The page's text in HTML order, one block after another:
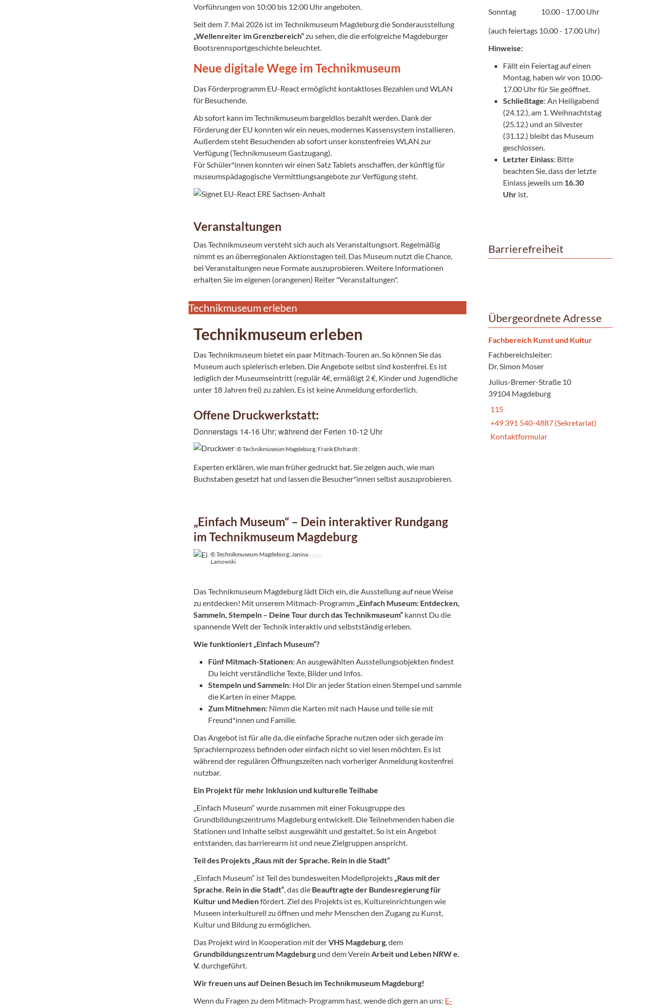
Vorführungen von 10:00 bis 12:00 Uhr angeboten.
Seit dem 7. Mai 2026 ist im Technikmuseum Magdeburg die Sonderausstellung
„Wellenreiter im Grenzbereich“zu sehen, die die erfolgreiche Magdeburger
Bootsrennsportgeschichte beleuchtet.
Neue digitale Wege im Technikmuseum
Das Förderprogramm EU-React ermöglicht kontaktloses Bezahlen und WLAN
für Besuchende.
Ab sofort kann im Technikmuseum bargeldlos bezahlt werden. Dank der
Förderung der EU konnten wir ein neues, modernes Kassensystem installieren.
Außerdem steht Besuchenden ab sofort unser konstenfreies WLAN zur
Verfügung (Technikmuseum Gastzugang).
Für Schüler*innen konnten wir einen Satz Tablets anschaffen, der künftig für
museumspädagogische Vermittlungsangebote zur Verfügung steht.
Veranstaltungen
Das Technikmuseum versteht sich auch als Veranstaltungsort. Regelmäßig
nimmt es an überregionalen Aktionstagen teil. Das Museum nutzt die Chance,
bei Veranstaltungen neue Formate auszuprobieren. Weitere Informationen
erhalten Sie im eigenen (orangenen) Reiter "Veranstaltungen".
Technikmuseum erleben
Technikmuseum erleben
Das Technikmuseum bietet ein paar Mitmach-Touren an. So können Sie das
Museum auch spielerisch erleben. Die Angebote selbst sind kostenfrei. Es ist
lediglich der Museumseintritt (regulär 4€, ermäßigt 2 €, Kinder und Jugendliche
unter 18 Jahren frei) zu zahlen. Es ist keine Anmeldung erforderlich.
Offene Druckwerkstatt:
Donnerstags 14-16 Uhr; während der Ferien 10-12 Uhr
© Technikmuseum Magdeburg, Frank Ehrhardt
Experten erklären, wie man früher gedruckt hat. Sie zeigen auch, wie man
Buchstaben gesetzt hat und lassen die Besucher*innen selbst auszuprobieren.
„Einfach Museum“ – Dein interaktiver Rundgang
im Technikmuseum Magdeburg
© Technikmuseum Magdeburg, Janina
Lamowski
Das Technikmuseum Magdeburg lädt Dich ein, die Ausstellung auf neue Weise
zu entdecken! Mit unserem Mitmach-Programm „Einfach Museum: Entdecken,
Sammeln, Stempeln – Deine Tour durch das Technikmuseum“ kannst Du die
spannende Welt der Technik interaktiv und selbstständig erleben.
Wie funktioniert „Einfach Museum“?
Fünf Mitmach-Stationen: An ausgewählten Ausstellungsobjekten findest
Du leicht verständliche Texte, Bilder und Infos.
Stempeln und Sammeln: Hol Dir an jeder Station einen Stempel und sammle
die Karten in einer Mappe.
Zum Mitnehmen: Nimm die Karten mit nach Hause und teile sie mit
Freund*innen und Familie.
Das Angebot ist für alle da, die einfache Sprache nutzen oder sich gerade im
Sprachlernprozess befinden oder einfach nicht so viel lesen möchten. Es ist
während der regulären Öffnungszeiten nach vorheriger Anmeldung kostenfrei
nutzbar.
Ein Projekt für mehr Inklusion und kulturelle Teilhabe
„Einfach Museum“ wurde zusammen mit einer Fokusgruppe des
Grundbildungszentrums Magdeburg entwickelt. Die Teilnehmenden haben die
Stationen und Inhalte selbst ausgewählt und gestaltet. So ist ein Angebot
entstanden, das barrierearm ist und neue Zielgruppen anspricht.
Teil des Projekts „Raus mit der Sprache. Rein in die Stadt“
„Einfach Museum“ ist Teil des bundesweiten Modellprojekts „Raus mit der
Sprache. Rein in die Stadt“ , das die Beauftragte der Bundesregierung für
Kultur und Medienfördert. Ziel des Projekts ist es, Kultureinrichtungen wie
Museen interkulturell zu öffnen und mehr Menschen den Zugang zu Kunst,
Kultur und Bildung zu ermöglichen.
Das Projekt wird in Kooperation mit derVHS Magdeburg , dem
Grundbildungszentrum Magdeburg und dem Verein Arbeit und Leben NRW e.
V. durchgeführt.
Wir freuen uns auf Deinen Besuch im Technikmuseum Magdeburg!
Wenn du Fragen zu dem Mitmach-Programm hast, wende dich gern an uns: E-
Sonntag
10.00 - 17.00 Uhr
(auch feiertags 10.00 - 17.00 Uhr)
Hinweise:
Fällt ein Feiertag auf einen
Montag, haben wir von 10.00-
17.00 Uhr für Sie geöffnet.
Schließtage: An Heiligabend
(24.12.), am 1. Weihnachtstag
(25.12.) und an Silvester
(31.12.) bleibt das Museum
geschlossen.
Letzter Einlass: Bitte
beachten Sie, dass der letzte
Einlass jeweils um 16.30
Uhrist.
Barrierefreiheit
Übergeordnete Adresse
Fachbereich Kunst und Kultur
Fachbereichsleiter:
Dr. Simon Moser
Julius-Bremer-Straße 10
39104 Magdeburg
115
+49 391 540-4887 (Sekretariat)
Kontaktformular